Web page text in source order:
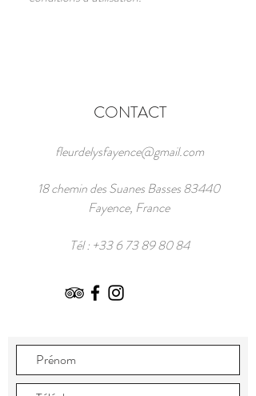
CONTACT
fleurdelysfayence@gmail.com
18 chemin des Suanes Basses 83440
Fayence, France
Tél : +33 6 73 89 80 84